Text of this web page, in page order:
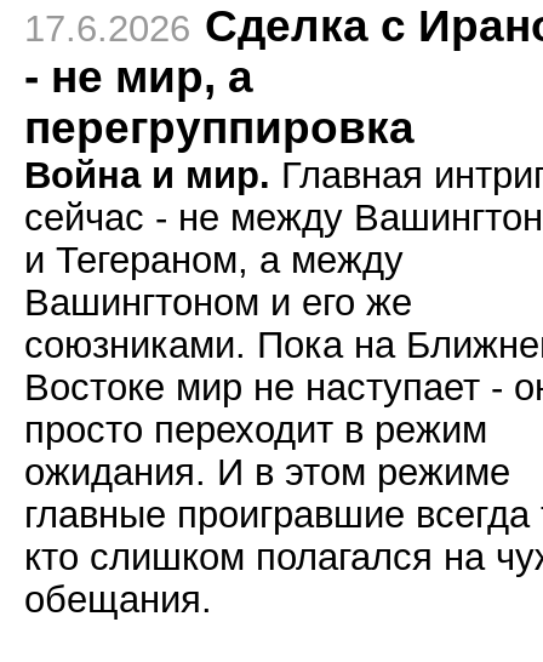
17.6.2026 Сделка с
- не мир, а
перегруппировка
Война и мир. Главная
сейчас - не между
и Тегераном, а между
Вашингтоном и его же
союзниками. Пока на
Востоке мир не наступает -
просто переходит в режим
ожидания. И в этом режиме
главные проигравшие всегда
кто слишком полагался на
обещания.